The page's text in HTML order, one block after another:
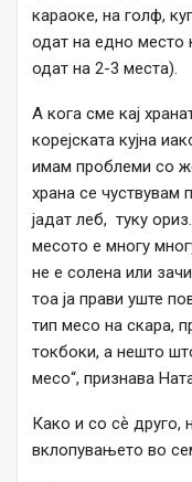
караоке, на голф,
одат на едно место
одат на 2-3 места).
А кога сме кај
корејската кујна
имам проблеми со
храна се
јадат леб, туку
месото е многу
не е солена или
тоа ја прави уште
тип месо на скара,
токбоки, а нешто
месо“, признава
Како и со сѐ друго,
вклопувањето во